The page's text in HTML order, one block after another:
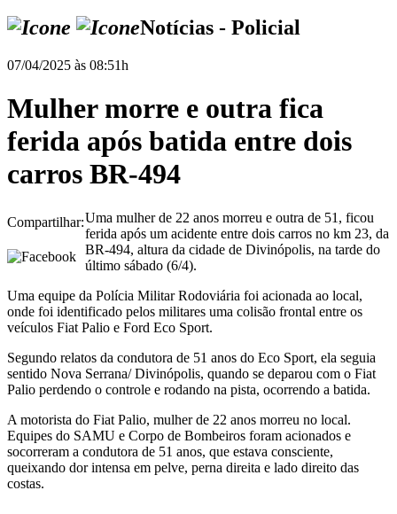
Notícias - Policial
07/04/2025 às 08:51h
Mulher morre e outra fica
ferida após batida entre dois
carros BR-494
Compartilhar:Uma mulher de 22 anos morreu e outra de 51, ficou
ferida após um acidente entre dois carros no km 23, da
BR-494, altura da cidade de Divinópolis, na tarde do
último sábado (6/4).
Uma equipe da Polícia Militar Rodoviária foi acionada ao local,
onde foi identificado pelos militares uma colisão frontal entre os
veículos Fiat Palio e Ford Eco Sport.
Segundo relatos da condutora de 51 anos do Eco Sport, ela seguia
sentido Nova Serrana/ Divinópolis, quando se deparou com o Fiat
Palio perdendo o controle e rodando na pista, ocorrendo a batida.
A motorista do Fiat Palio, mulher de 22 anos morreu no local.
Equipes do SAMU e Corpo de Bombeiros foram acionados e
socorreram a condutora de 51 anos, que estava consciente,
queixando dor intensa em pelve, perna direita e lado direito das
costas.